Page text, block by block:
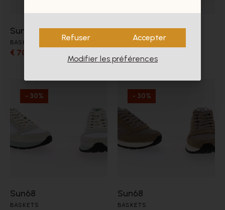
Sun68
BASKETS
€ 70,00
Sun68
BASKETS
- 30%
Sun68
BASKETS
- 30%
Sun68
BASKETS
Refuser Accepter
Modifier les préférences